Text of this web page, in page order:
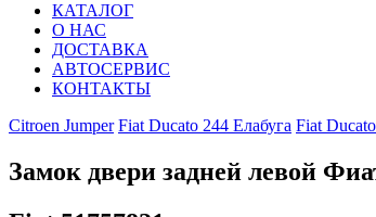
КАТАЛОГ
О НАС
ДОСТАВКА
АВТОСЕРВИС
КОНТАКТЫ
Citroen Jumper Fiat Ducato 244 Елабуга Fiat
Замок двери задней левой